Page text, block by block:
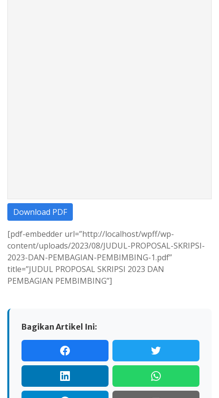
Download PDF
[pdf-embedder url=”http://localhost/wpff/wp-
content/uploads/2023/08/JUDUL-PROPOSAL-SKRIPSI-
2023-DAN-PEMBAGIAN-PEMBIMBING-1.pdf”
title=”JUDUL PROPOSAL SKRIPSI 2023 DAN
PEMBAGIAN PEMBIMBING”]
Bagikan Artikel Ini: